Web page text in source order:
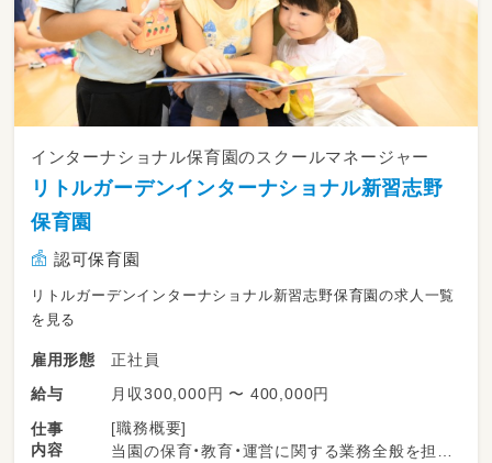
インターナショナル保育園のスクールマネージャー
リトルガーデンインターナショナル新習志野
保育園
認可保育園
リトルガーデンインターナショナル新習志野保育園の求人一覧
を見る
雇用形態
正社員
給与
月収300,000円 〜 400,000円
仕事
内容
[職務概要]
当園の保育・教育・運営に関する業務全般を担当